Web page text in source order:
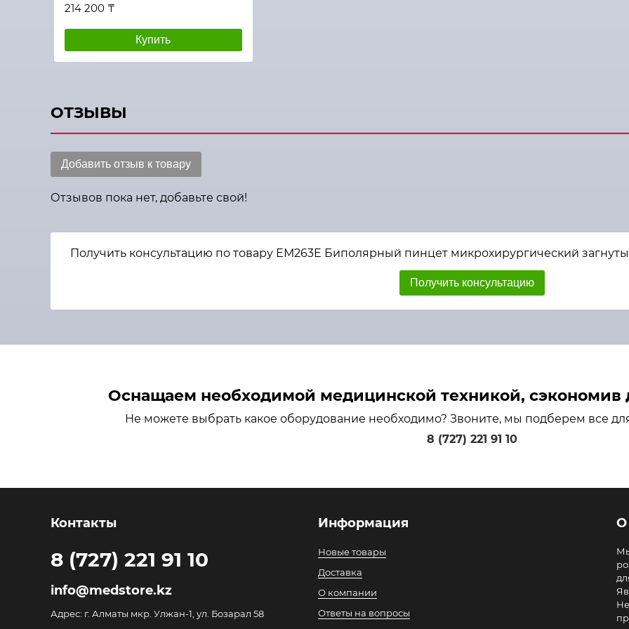
214 200 ₸
Купить
ОТЗЫВЫ
Добавить отзыв к товару
Отзывов пока нет, добавьте свой!
Получить консультацию по товару ЕМ263Е Биполярный пинцет микрохирургический
Получить консультацию
Оснащаем необходимой медицинской техникой, сэкономив
Не можете выбрать какое оборудование необходимо? Звоните, мы подберем все
8 (727) 221 91 10
Контакты
8 (727) 221 91 10
info@medstore.kz
Адрес: г. Алматы мкр. Улжан-1, ул. Бозарал 58
Информация
Новые товары
Доставка
О компании
Ответы на вопросы
О